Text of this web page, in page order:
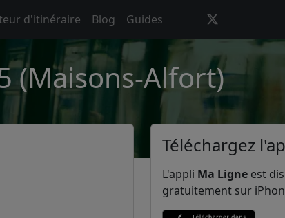
d'itinéraire Blog Guides
(Maisons-Alfort)
Téléchargez
L'appli Ma Ligne est
gratuitement sur